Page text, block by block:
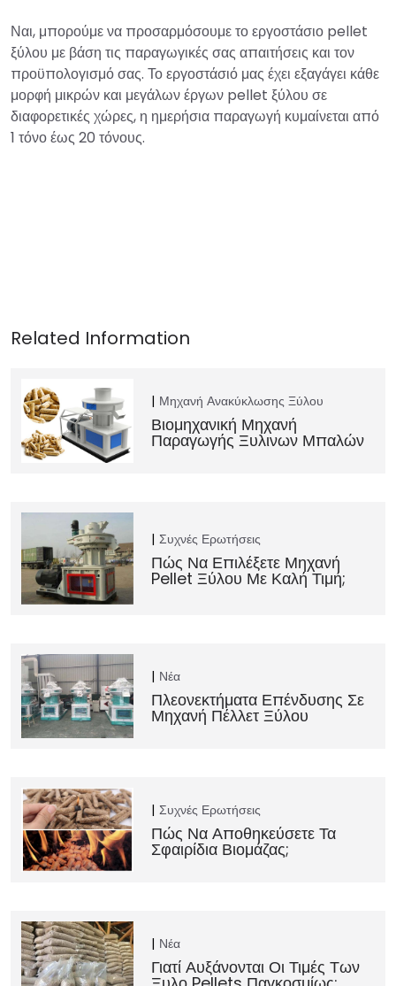
Ναι, μπορούμε να προσαρμόσουμε το εργοστάσιο pellet
ξύλου με βάση τις παραγωγικές σας απαιτήσεις και τον
προϋπολογισμό σας. Το εργοστάσιό μας έχει εξαγάγει κάθε
μορφή μικρών και μεγάλων έργων pellet ξύλου σε
διαφορετικές χώρες, η ημερήσια παραγωγή κυμαίνεται από
1 τόνο έως 20 τόνους.
Μηχανή Ανακύκλωσης Ξύλου
Βιομηχανική Μηχανή
Παραγωγής Ξυλινων Μπαλών
Συχνές Ερωτήσεις
Πώς Να Επιλέξετε Μηχανή
Pellet Ξύλου Με Καλή Τιμή;
Νέα
Πλεονεκτήματα Επένδυσης Σε
Μηχανή Πέλλετ Ξύλου
Συχνές Ερωτήσεις
Πώς Να Αποθηκεύσετε Τα
Σφαιρίδια Βιομάζας;
Νέα
Γιατί Αυξάνονται Οι Τιμές Των